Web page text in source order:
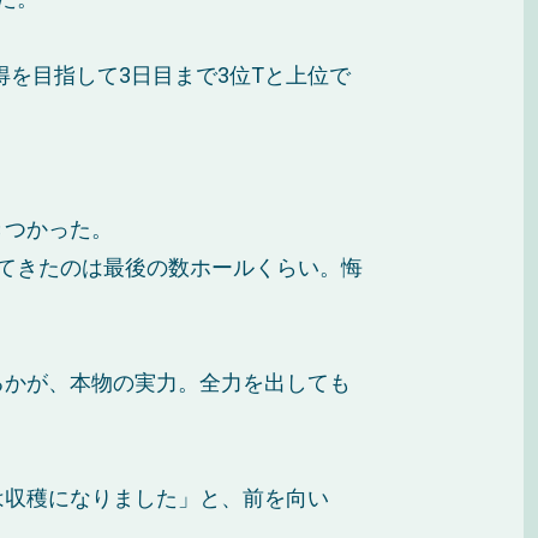
目指して3日目まで3位Tと上位で
かった。
きたのは最後の数ホールくらい。悔
が、本物の実力。全力を出しても
穫になりました」と、前を向い